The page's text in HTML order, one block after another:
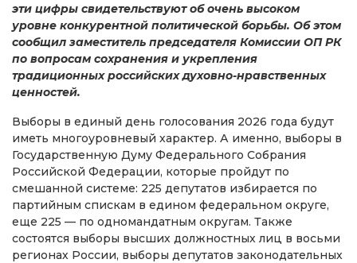
эти цифры свидетельствуют об очень высоком
уровне конкурентной политической борьбы. Об этом
сообщил заместитель председателя Комиссии ОП РК
по вопросам сохранения и укрепления
традиционных российских духовно-нравственных
ценностей.
Выборы в единый день голосования 2026 года будут
иметь многоуровневый характер. А именно, выборы в
Государственную Думу Федерального Собрания
Российской Федерации, которые пройдут по
смешанной системе: 225 депутатов избирается по
партийным спискам в едином федеральном округе,
еще 225 — по одномандатным округам. Также
состоятся выборы высших должностных лиц в восьми
регионах России, выборы депутатов законодательных